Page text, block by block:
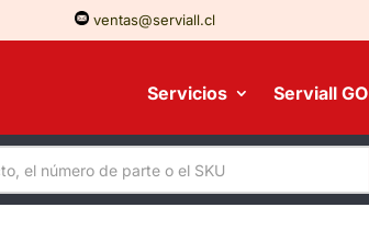
ventas@serviall.cl
Servicios Serviall GO